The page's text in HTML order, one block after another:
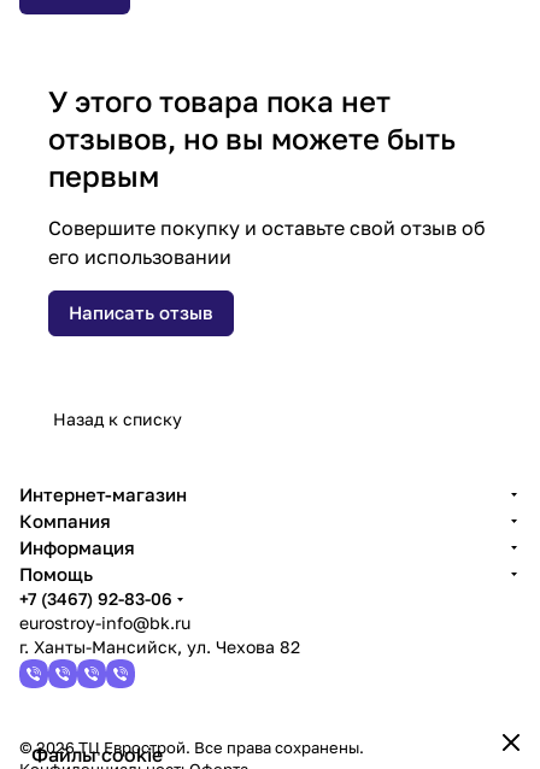
У этого товара пока нет
отзывов, но вы можете быть
первым
Совершите покупку и оставьте свой отзыв об
его использовании
Написать отзыв
Назад к списку
Файлы cookie
Интернет-магазин
Компания
Информация
Помощь
+7 (3467) 92-83-06
eurostroy-info@bk.ru
г. Ханты-Мансийск, ул. Чехова 82
© 2026 ТЦ Еврострой. Все права сохранены.